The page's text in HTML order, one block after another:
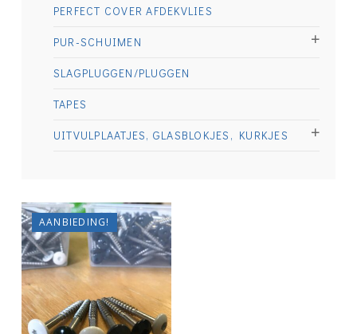
PERFECT COVER AFDEKVLIES
PUR-SCHUIMEN
SLAGPLUGGEN/PLUGGEN
TAPES
UITVULPLAATJES, GLASBLOKJES, KURKJES
AANBIEDING!
€10.50
€28.75